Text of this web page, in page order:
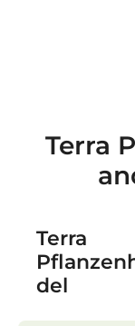
Terra
Terra
del